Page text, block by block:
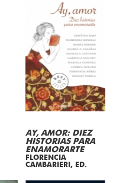
AY, AMOR: DIEZ
HISTORIAS PARA
ENAMORARTE
FLORENCIA
CAMBARIERI, ED.